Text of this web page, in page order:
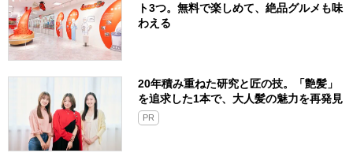
ト3つ。無料で楽しめて、絶品グルメも味
わえる
20年積み重ねた研究と匠の技。「艶髪」
を追求した1本で、大人髪の魅力を再発見
PR